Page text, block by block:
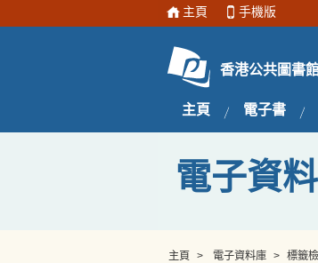
主頁 手機版
香港公共圖書
主頁 電子書
電子資
主頁 > 電子資料庫 > 標籤